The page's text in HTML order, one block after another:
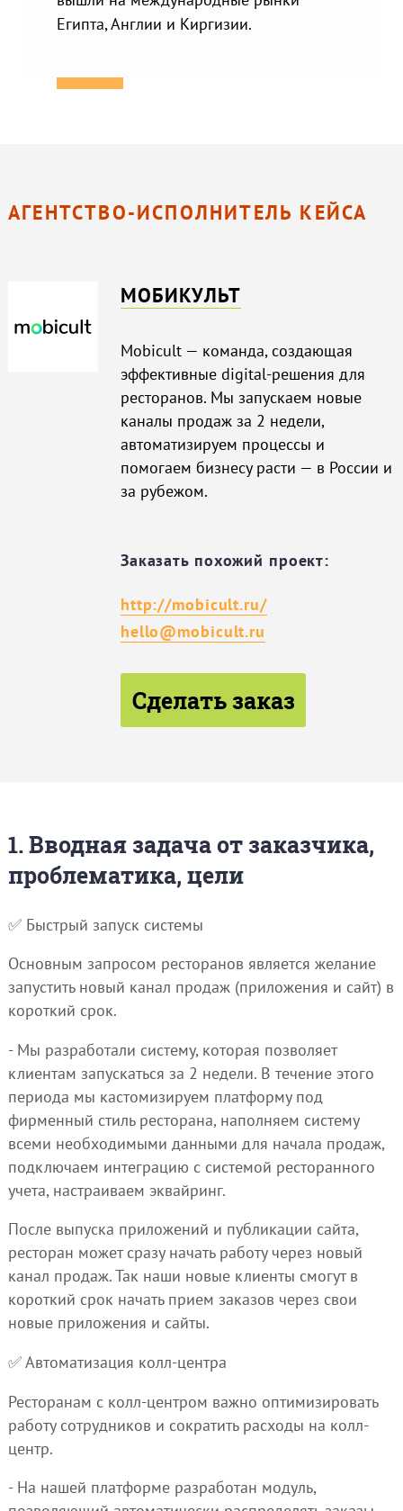
Египта, Англии и Киргизии.
АГЕНТСТВО-ИСПОЛНИТЕЛЬ КЕЙСА
МОБИКУЛЬТ
Mobicult — команда, создающая
эффективные digital-решения для
ресторанов. Мы запускаем новые
каналы продаж за 2 недели,
автоматизируем процессы и
помогаем бизнесу расти — в России и
за рубежом.
Заказать похожий проект:
http://mobicult.ru/
hello@mobicult.ru
Сделать заказ
1. Вводная задача от заказчика,
проблематика, цели
✅ Быстрый запуск системы
Основным запросом ресторанов является желание
запустить новый канал продаж (приложения и сайт) в
короткий срок.
- Мы разработали систему, которая позволяет
клиентам запускаться за 2 недели. В течение этого
периода мы кастомизируем платформу под
фирменный стиль ресторана, наполняем систему
всеми необходимыми данными для начала продаж,
подключаем интеграцию с системой ресторанного
учета, настраиваем эквайринг.
После выпуска приложений и публикации сайта,
ресторан может сразу начать работу через новый
канал продаж. Так наши новые клиенты смогут в
короткий срок начать прием заказов через свои
новые приложения и сайты.
✅ Автоматизация колл-центра
Ресторанам с колл-центром важно оптимизировать
работу сотрудников и сократить расходы на колл-
центр.
- На нашей платформе разработан модуль,